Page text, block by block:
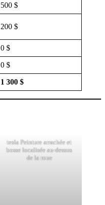
500 $
200 $
0 $
0 $
1 300 $
tesla Peinture arrachée et
bosse localisée au-dessus
de la roue